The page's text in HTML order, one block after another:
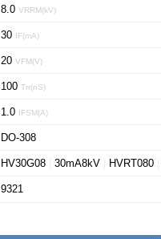
8.0 VRRM(kV)
30 IF(mA)
20 VFM(V)
100 Trr(nS)
1.0 IFSM(A)
DO-308
HV30G08| 30mA8kV| HVRT080|
9321